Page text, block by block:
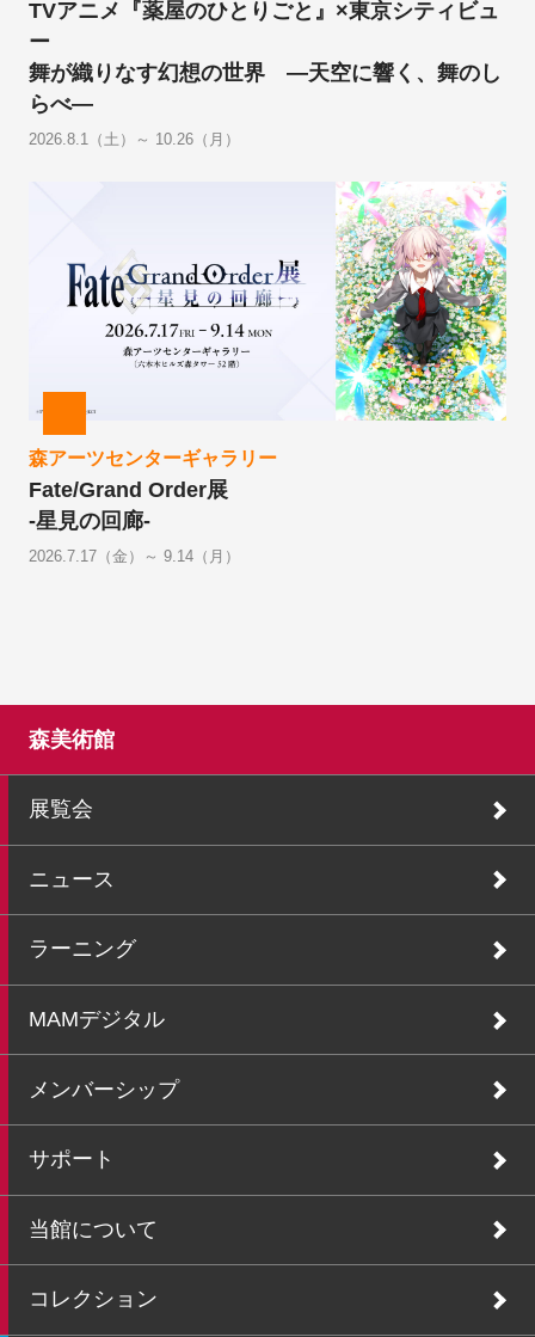
TVアニメ『薬屋のひとりごと』×東京シティビュ
ー
舞が織りなす幻想の世界 ―天空に響く、舞のし
らべ―
2026.8.1（土）～ 10.26（月）
森アーツセンターギャラリー
Fate/Grand Order展
-星見の回廊-
2026.7.17（金）～ 9.14（月）
森美術館
展覧会
ニュース
ラーニング
MAMデジタル
メンバーシップ
サポート
当館について
コレクション